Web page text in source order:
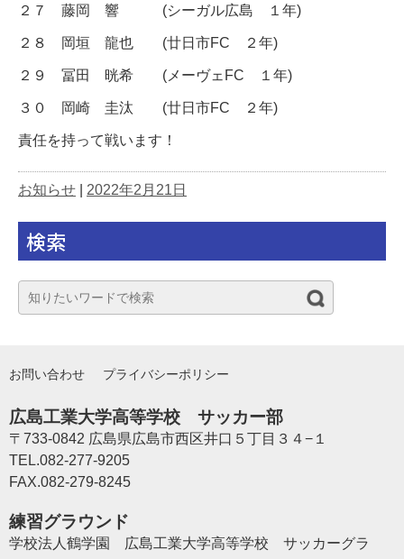
２７ 藤岡 響 (シーガル広島 １年)
２８ 岡垣 龍也 (廿日市FC ２年)
２９ 冨田 晄希 (メーヴェFC １年)
３０ 岡崎 圭汰 (廿日市FC ２年)
責任を持って戦います！
お知らせ 2022年2月21日
検索
お問い合わせ プライバシーポリシー
広島工業大学高等学校 サッカー部
〒733-0842 広島県広島市西区井口５丁目３４−１
TEL.082-277-9205
FAX.082-279-8245
練習グラウンド
学校法人鶴学園 広島工業大学高等学校 サッカーグラ